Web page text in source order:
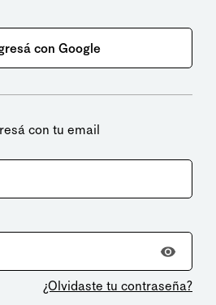
con Google
con tu email
¿Olvidaste tu contraseña?